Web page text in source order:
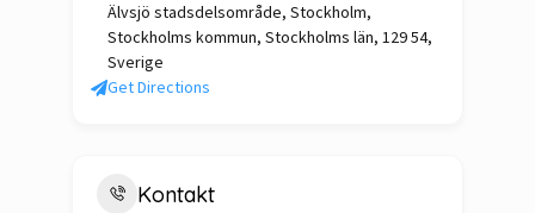
Älvsjö stadsdelsområde, Stockholm,
Stockholms kommun, Stockholms län, 129 54,
Sverige
Get Directions
Kontakt